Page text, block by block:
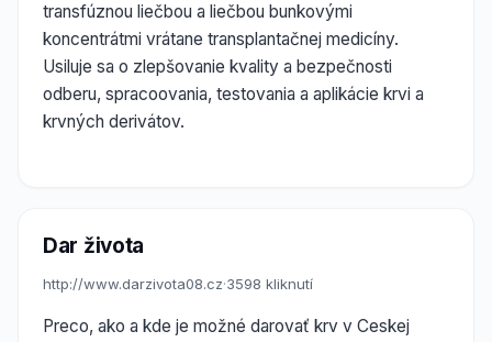
transfúznou liečbou a liečbou bunkovými
koncentrátmi vrátane transplantačnej medicíny.
Usiluje sa o zlepšovanie kvality a bezpečnosti
odberu, spracoovania, testovania a aplikácie krvi a
krvných derivátov.
Dar života
http://www.darzivota08.cz·3598 kliknutí
Preco, ako a kde je možné darovať krv v Ceskej